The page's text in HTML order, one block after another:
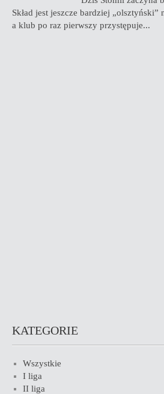
Skład jest jeszcze bardziej „olsztyński”
a klub po raz pierwszy przystępuje...
KATEGORIE
Wszystkie
I liga
II liga